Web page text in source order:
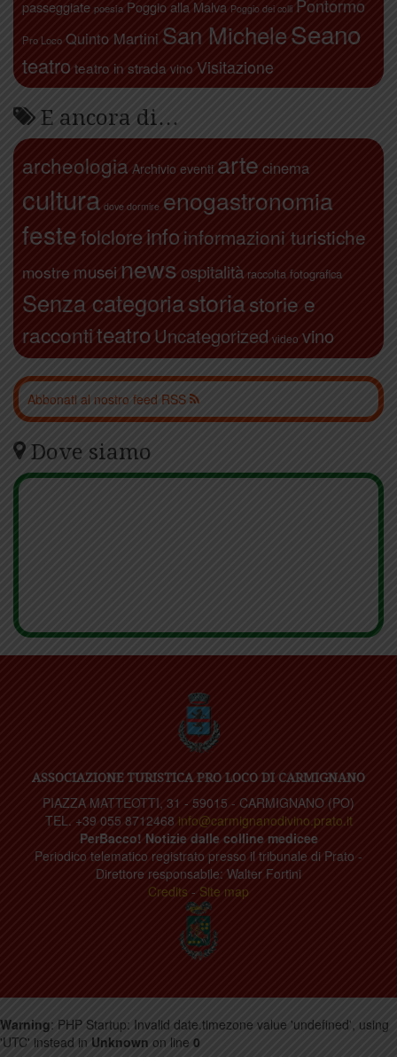
passeggiate poesia Poggio alla Malva Poggio dei colli Pontormo
Pro Loco Quinto Martini San MicheleSeano
teatro teatro in strada vino Visitazione
E ancora di…
archeologia Archivio eventi arte cinema
cultura dove dormire enogastronomia
festefolcloreinfo informazioni turistiche
mostre musei news ospitalità raccolta fotografica
Senza categoriastoriastorie e
raccontiteatro Uncategorized video vino
Abbonati al nostro feed RSS
Dove siamo
ASSOCIAZIONE TURISTICA PRO LOCO DI CARMIGNANO
PIAZZA MATTEOTTI, 31 - 59015 - CARMIGNANO (PO)
TEL. +39 055 8712468 info@carmignanodivino.prato.it
PerBacco! Notizie dalle colline medicee
Periodico telematico registrato presso il tribunale di Prato -
Direttore responsabile: Walter Fortini
Credits - Site map
Warning: PHP Startup: Invalid date.timezone value 'undefined', using
'UTC' instead in Unknown on line 0